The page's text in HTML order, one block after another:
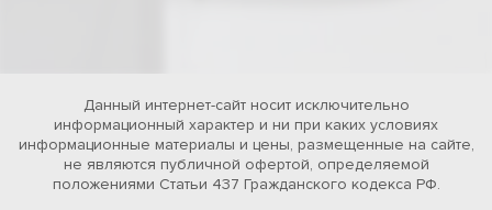
Данный интернет-сайт носит исключительно
информационный характер и ни при каких условиях
информационные материалы и цены, размещенные на сайте,
не являются публичной офертой, определяемой
положениями Статьи 437 Гражданского кодекса РФ.